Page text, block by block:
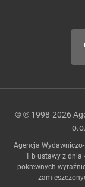
© ℗ 1998-2026
o.o.
Agencja
1 b ustawy z dnia
pokrewnych